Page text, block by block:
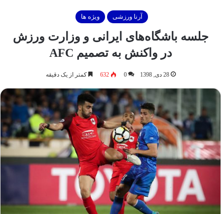
آرنا ورزشی ویژه ها
جلسه باشگاه‌های ایرانی و وزارت ورزش
در واکنش به تصمیم AFC
28 دی, 1398 0
632 کمتر از یک دقیقه